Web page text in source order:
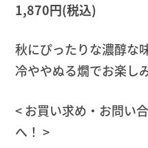
1,870円(税込)
秋にぴったりな濃醇な
冷ややぬる燗でお楽し
< お買い求め・お問い
へ！ >